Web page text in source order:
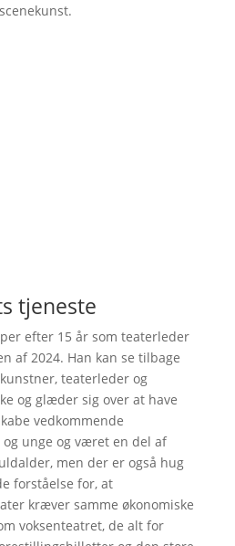
tjeneste
efter 15 år som teaterleder
af 2024. Han kan se tilbage
teaterleder og
og glæder sig over at have
vedkommende
unge og været en del af
men der er også hug
forståelse for, at
kræver samme økonomiske
voksenteatret, de alt for